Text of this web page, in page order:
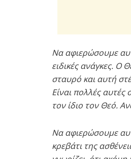
Να αφιερώσουμε
ειδικές ανάγκες. Ο
σταυρό και αυτή
Είναι πολλές
τον ίδιο τον Θεό.
Να αφιερώσουμε
κρεβάτι της